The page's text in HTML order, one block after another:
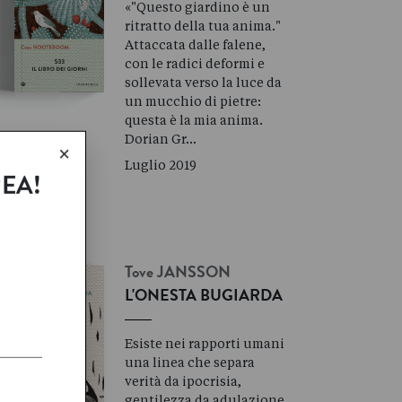
«"Questo giardino è un
ritratto della tua anima."
Attaccata dalle falene,
con le radici deformi e
sollevata verso la luce da
un mucchio di pietre:
questa è la mia anima.
Dorian Gr…
Luglio 2019
ToveJANSSON
L'ONESTA BUGIARDA
Esiste nei rapporti umani
una linea che separa
verità da ipocrisia,
×